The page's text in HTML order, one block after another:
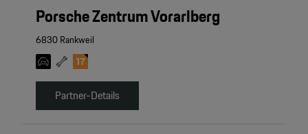
Porsche Zentrum Vorarlberg
6830 Rankweil
Partner-Details